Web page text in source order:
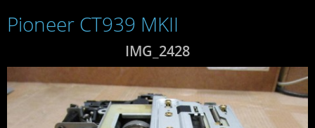
Pioneer CT939 MKII
IMG_2428